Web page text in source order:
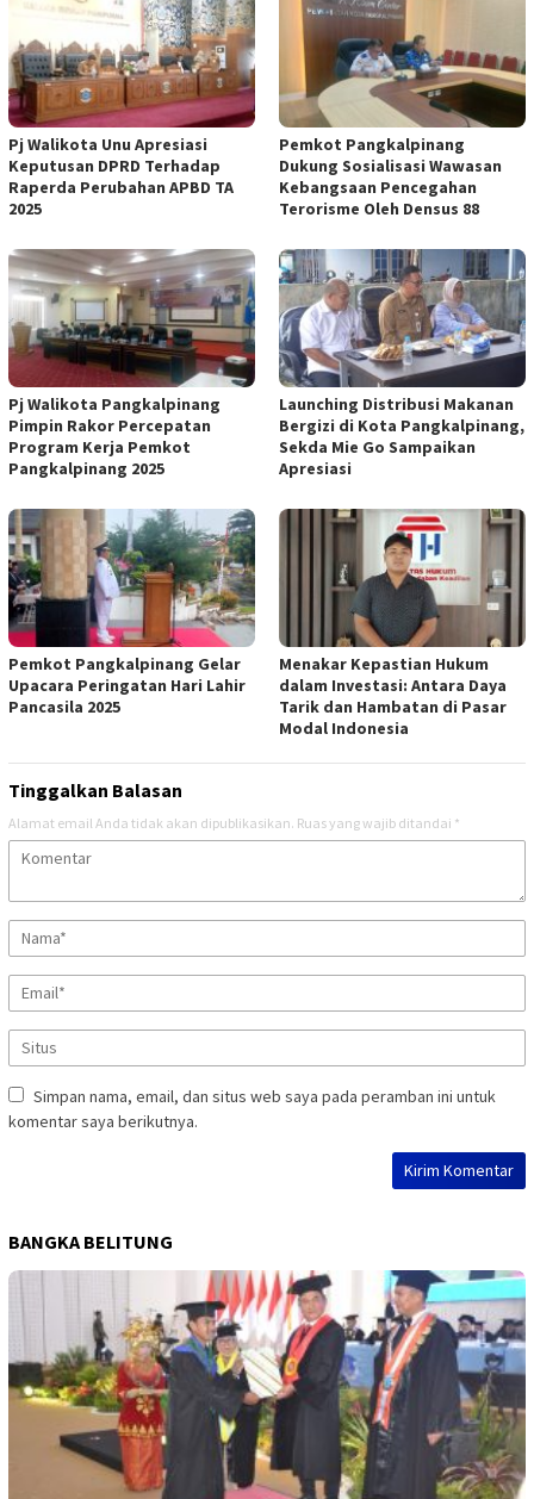
Pj Walikota Unu Apresiasi
Keputusan DPRD Terhadap
Raperda Perubahan APBD TA
2025
Pemkot Pangkalpinang
Dukung Sosialisasi Wawasan
Kebangsaan Pencegahan
Terorisme Oleh Densus 88
Pj Walikota Pangkalpinang
Pimpin Rakor Percepatan
Program Kerja Pemkot
Pangkalpinang 2025
Launching Distribusi Makanan
Bergizi di Kota Pangkalpinang,
Sekda Mie Go Sampaikan
Apresiasi
Pemkot Pangkalpinang Gelar
Upacara Peringatan Hari Lahir
Pancasila 2025
Menakar Kepastian Hukum
dalam Investasi: Antara Daya
Tarik dan Hambatan di Pasar
Modal Indonesia
Tinggalkan Balasan
Alamat email Anda tidak akan dipublikasikan. Ruas yang wajib ditandai *
Simpan nama, email, dan situs web saya pada peramban ini untuk
komentar saya berikutnya.
BANGKA BELITUNG